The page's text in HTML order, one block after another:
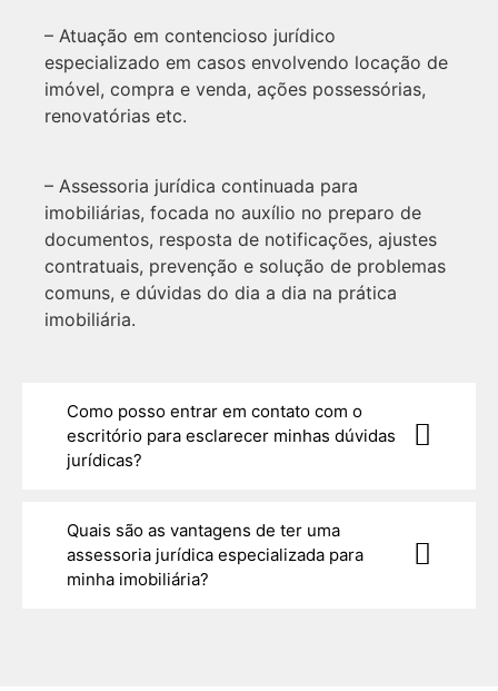
– Atuação em contencioso jurídico
especializado em casos envolvendo locação de
imóvel, compra e venda, ações possessórias,
renovatórias etc.
– Assessoria jurídica continuada para
imobiliárias, focada no auxílio no preparo de
documentos, resposta de notificações, ajustes
contratuais, prevenção e solução de problemas
comuns, e dúvidas do dia a dia na prática
imobiliária.
Como posso entrar em contato com o
escritório para esclarecer minhas dúvidas
jurídicas?
Quais são as vantagens de ter uma
assessoria jurídica especializada para
minha imobiliária?